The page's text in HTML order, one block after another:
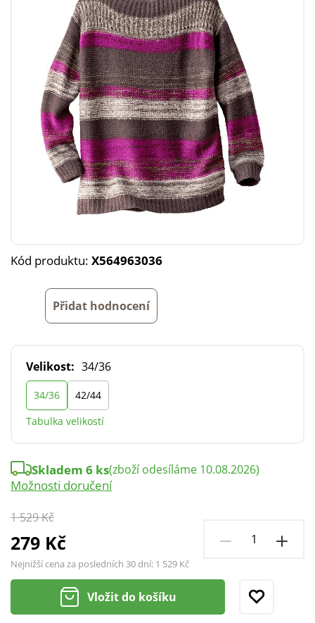
Kód produktu: X564963036
Přidat hodnocení
Velikost: 34/36
34/36
42/44
Tabulka velikostí
1 529 Kč
279 Kč
Nejnižší cena za posledních 30 dní: 1 529 Kč
Skladem 6 ks(zboží odesíláme 10.08.2026)
Možnosti doručení
Vložit do košíku